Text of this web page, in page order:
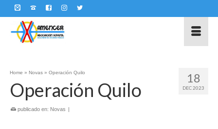
18
DEC 2023
Home » Novas » Operación Quilo
Operación Quilo
publicado en: Novas |